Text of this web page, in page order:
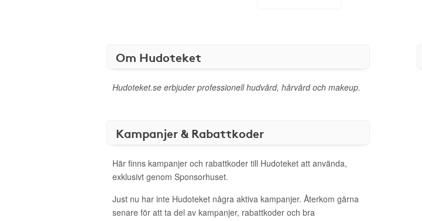
Om Hudoteket
Hudoteket.se erbjuder professionell hudvård, hårvård och makeup.
Kampanjer & Rabattkoder
Här finns kampanjer och rabattkoder till Hudoteket att använda,
exklusivt genom Sponsorhuset.
Just nu har inte Hudoteket några aktiva kampanjer. Återkom gärna
senare för att ta del av kampanjer, rabattkoder och bra